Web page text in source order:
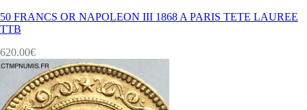
50 FRANCS OR NAPOLEON III 1868 A PARIS TETE LAUREE
TTB
620.00€